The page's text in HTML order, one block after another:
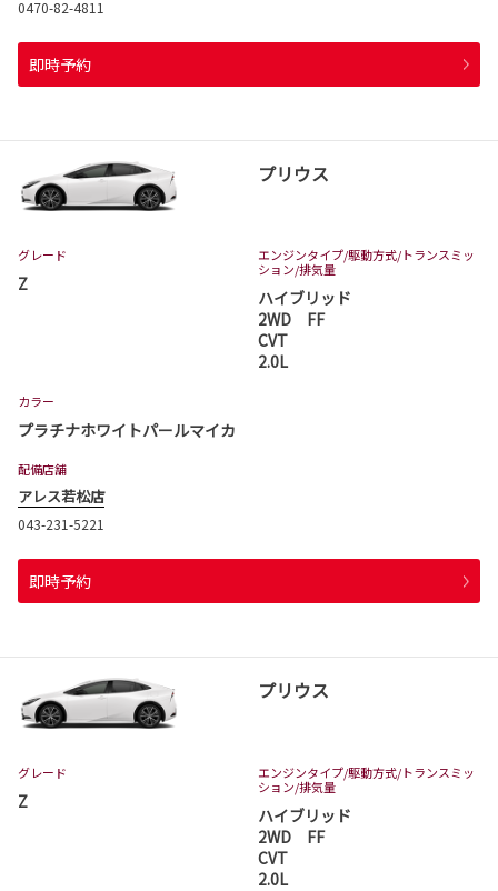
0470-82-4811
即時予約
プリウス
グレード
Z
エンジンタイプ/駆動方式/トランスミッ
ション/排気量
ハイブリッド
2WD FF
CVT
2.0L
カラー
プラチナホワイトパールマイカ
配備店舗
アレス若松店
043-231-5221
即時予約
プリウス
グレード
Z
エンジンタイプ/駆動方式/トランスミッ
ション/排気量
ハイブリッド
2WD FF
CVT
2.0L